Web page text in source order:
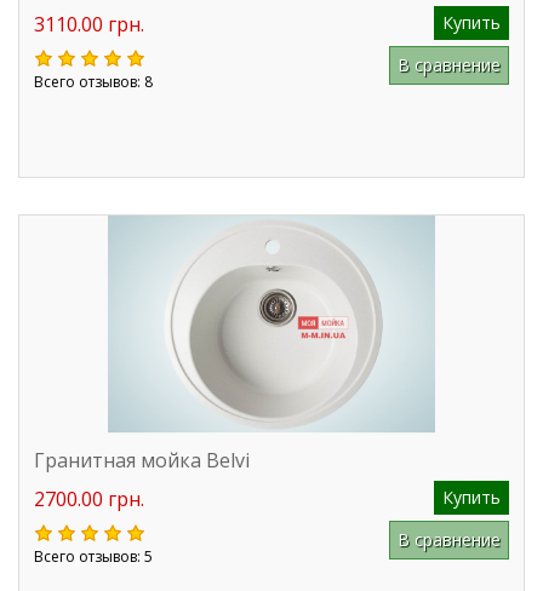
3110.00 грн.
Купить
Всего отзывов: 8
В сравнение
Гранитная мойка Belvi
2700.00 грн.
Купить
Всего отзывов: 5
В сравнение